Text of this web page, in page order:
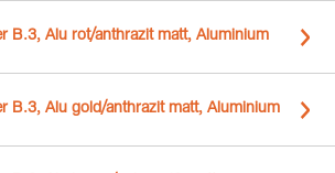
B.3, Alu rot/anthrazit matt, Aluminium
B.3, Alu gold/anthrazit matt, Aluminium